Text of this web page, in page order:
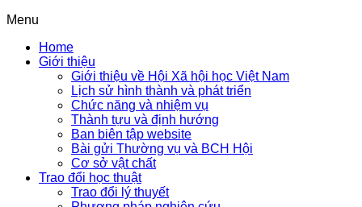
Menu
Home
Giới thiệu
Giới thiệu về Hội Xã hội học Việt Nam
Lịch sử hình thành và phát triển
Chức năng và nhiệm vụ
Thành tựu và định hướng
Ban biên tập website
Bài gửi Thường vụ và BCH Hội
Cơ sở vật chất
Trao đổi học thuật
Trao đổi lý thuyết